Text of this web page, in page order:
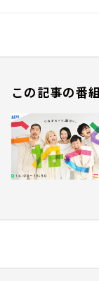
この記事の番